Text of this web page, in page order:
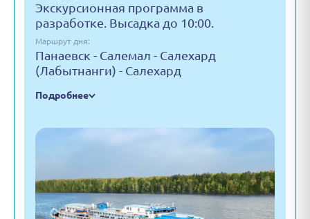
Экскурсионная программа в
разработке. Высадка до 10:00.
Маршрут дня:
Панаевск - Салемал - Салехард
(Лабытнанги) - Салехард
Подробнее